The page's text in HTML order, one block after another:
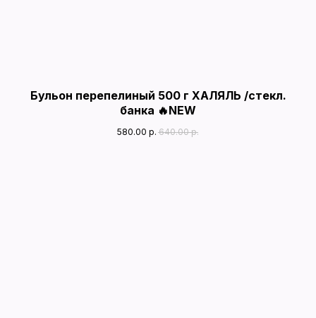
Бульон перепелиный 500 г ХАЛЯЛЬ /стекл.
банка 🔥NEW
580.00 р. 640.00 р.